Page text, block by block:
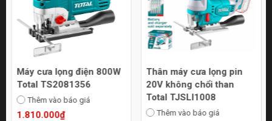
Máy cưa lọng điện 800W
Total TS2081356
Thêm vào báo giá
1.810.000₫
Thân máy cưa lọng pin
20V không chổi than
Total TJSLI1008
Thêm vào báo giá